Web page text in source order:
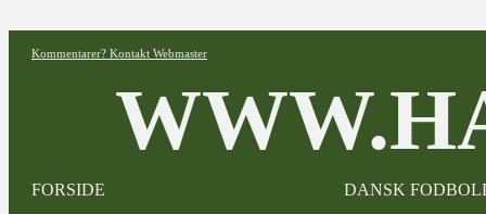
Kommentarer? Kontakt Webmaster
FORSIDE DANSK